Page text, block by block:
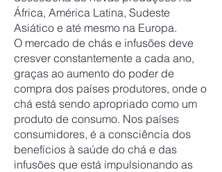
África, América Latina, Sudeste
Asiático e até mesmo na Europa.
O mercado de chás e infusões deve
cresver constantemente a cada ano,
graças ao aumento do poder de
compra dos países produtores, onde o
chá está sendo apropriado como um
produto de consumo. Nos países
consumidores, é a consciência dos
benefícios à saúde do chá e das
infusões que está impulsionando as